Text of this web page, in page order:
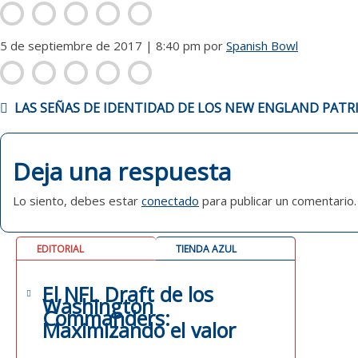
5 de septiembre de 2017 | 8:40 pm por Spanish Bowl
NAVEGACIÓN
DE
ENTRADAS
LAS SEÑAS DE IDENTIDAD DE LOS NEW ENGLAND
Deja una respuesta
Lo siento, debes estar conectado para publicar un comentario.
EDITORIAL TIENDA AZUL
El NFL Draft de los
Washington
Commanders:
Maximizando el valor